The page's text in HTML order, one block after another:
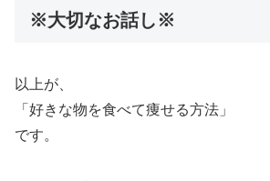
※大切なお話し※
以上が、
「好きな物を食べて痩せる方法」
です。